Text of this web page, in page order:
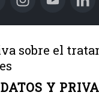
sobre el
Y